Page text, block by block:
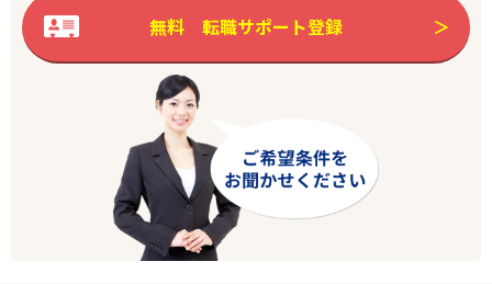
無料 転職サポート登録